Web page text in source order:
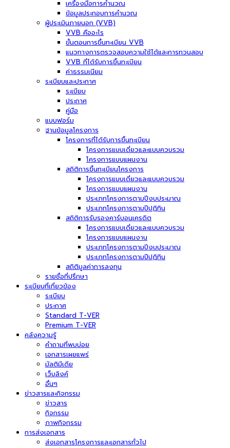
เครื่องมือการคำนวณ
ข้อมูลประกอบการคำนวณ
ผู้ประเมินภายนอก (VVB)
VVB คืออะไร
ขั้นตอนการขึ้นทะเบียน VVB
แนวทางการตรวจสอบความใช้ได้และการทวนสอบ
VVB ที่ได้รับการขึ้นทะเบียน
ค่าธรรมเนียม
ระเบียบและประกาศ
ระเบียบ
ประกาศ
คู่มือ
แบบฟอร์ม
ฐานข้อมูลโครงการ
โครงการที่ได้รับการขึ้นทะเบียน
โครงการแบบเดี่ยวและแบบควบรวม
โครงการแบบแผนงาน
สถิติการขึ้นทะเบียนโครงการ
โครงการแบบเดี่ยวและแบบควบรวม
โครงการแบบแผนงาน
ประเภทโครงการตามปีงบประมาณ
ประเภทโครงการตามปีปฏิทิน
สถิติการรับรองคาร์บอนเครดิต
โครงการแบบเดี่ยวและแบบควบรวม
โครงการแบบแผนงาน
ประเภทโครงการตามปีงบประมาณ
ประเภทโครงการตามปีปฏิทิน
สถิติมูลค่าการลงทุน
รายชื่อที่ปรึกษา
ระเบียบที่เกี่ยวข้อง
ระเบียบ
ประกาศ
Standard T-VER
Premium T-VER
คลังความรู้
คำถามที่พบบ่อย
เอกสารเผยแพร่
มัลติมีเดีย
เว็บลิงค์
อื่นๆ
ข่าวสารและกิจกรรม
ข่าวสาร
กิจกรรม
ภาพกิจกรรม
การส่งเอกสาร
ส่งเอกสารโครงการและเอกสารทั่วไป